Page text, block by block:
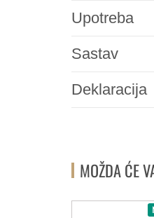
Upotreba
Sastav
Deklaracija
MOŽDA ĆE